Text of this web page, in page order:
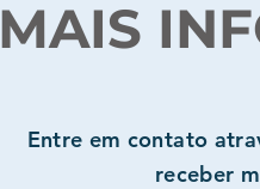
MAIS
Entre em contato
receber